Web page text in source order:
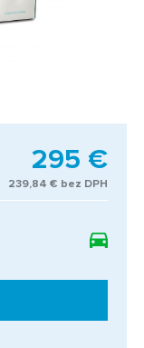
295 €
239,84 € bez DPH